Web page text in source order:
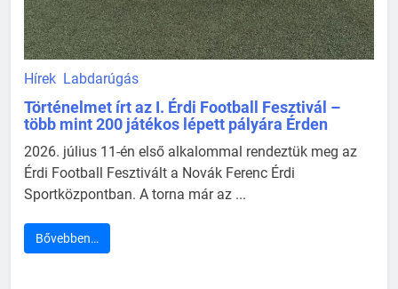
Hírek Labdarúgás
Történelmet írt az I. Érdi Football Fesztivál –
több mint 200 játékos lépett pályára Érden
2026. július 11-én első alkalommal rendeztük meg az
Érdi Football Fesztivált a Novák Ferenc Érdi
Sportközpontban. A torna már az ...
Bővebben…